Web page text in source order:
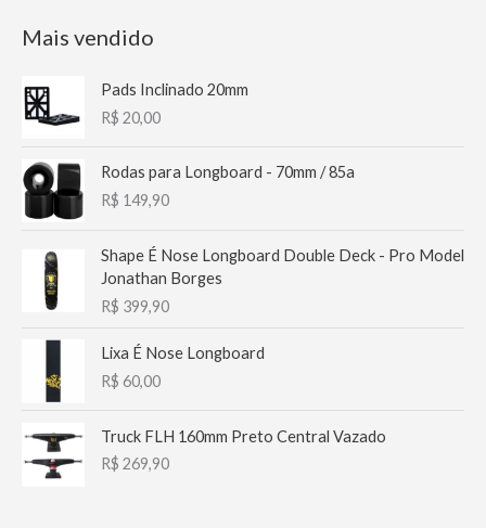
q
a
r
Mais vendido
Pads Inclinado 20mm
R$ 20,00
Rodas para Longboard - 70mm / 85a
R$ 149,90
Shape É Nose Longboard Double Deck - Pro Model
Jonathan Borges
R$ 399,90
Lixa É Nose Longboard
R$ 60,00
Truck FLH 160mm Preto Central Vazado
R$ 269,90